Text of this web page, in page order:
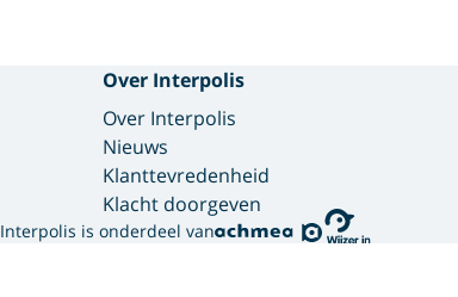
Over Interpolis
Over Interpolis
Nieuws
Klanttevredenheid
Klacht doorgeven
Interpolis is onderdeel van